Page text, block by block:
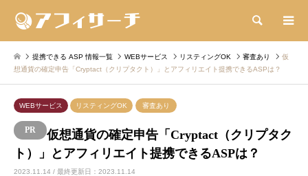
検索
提携できる ASP 情報一覧 WEBサービス リスティングOK 審査あり
仮
想通貨の確定申告「Cryptact（クリプタクト）」とアフィリエイト提携できるASPは？
WEBサービス リスティングOK 審査あり
仮想通貨の確定申告「Cryptact（クリプタク
ト）」とアフィリエイト提携できるASPは？
2023.11.14 / 最終更新日：2023.11.14